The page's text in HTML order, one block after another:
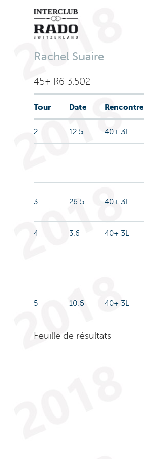
Rachel Suaire
45+ R6 3.502
Tour Date Rencontre
2 12.5 40+ 3L
3 26.5 40+ 3L
4 3.6 40+ 3L
5 10.6 40+ 3L
Feuille de résultats